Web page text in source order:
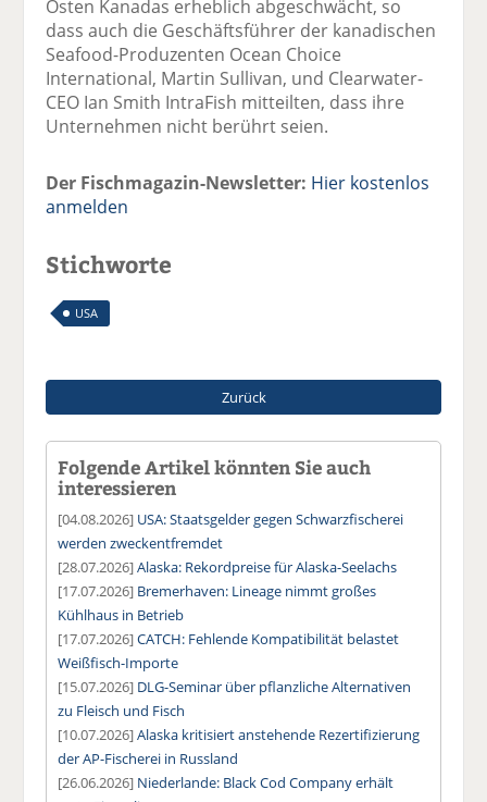
Osten Kanadas erheblich abgeschwächt, so
dass auch die Geschäftsführer der kanadischen
Seafood-Produzenten Ocean Choice
International, Martin Sullivan, und Clearwater-
CEO Ian Smith IntraFish mitteilten, dass ihre
Unternehmen nicht berührt seien.
Der Fischmagazin-Newsletter: Hier kostenlos
anmelden
Stichworte
USA
Zurück
Folgende Artikel könnten Sie auch
interessieren
[04.08.2026] USA: Staatsgelder gegen Schwarzfischerei
werden zweckentfremdet
[28.07.2026]Alaska: Rekordpreise für Alaska-Seelachs
[17.07.2026] Bremerhaven: Lineage nimmt großes
Kühlhaus in Betrieb
[17.07.2026]CATCH: Fehlende Kompatibilität belastet
Weißfisch-Importe
[15.07.2026] DLG-Seminar über pflanzliche Alternativen
zu Fleisch und Fisch
[10.07.2026]Alaska kritisiert anstehende Rezertifizierung
der AP-Fischerei in Russland
[26.06.2026] Niederlande: Black Cod Company erhält